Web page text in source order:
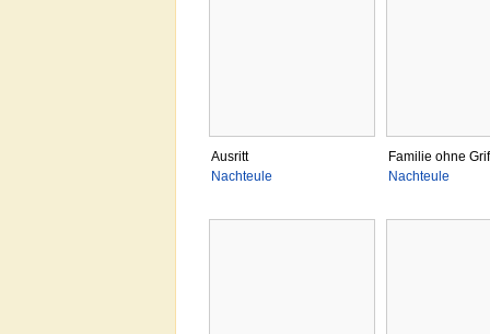
Ausritt
Nachteule
Familie ohne
Nachteule